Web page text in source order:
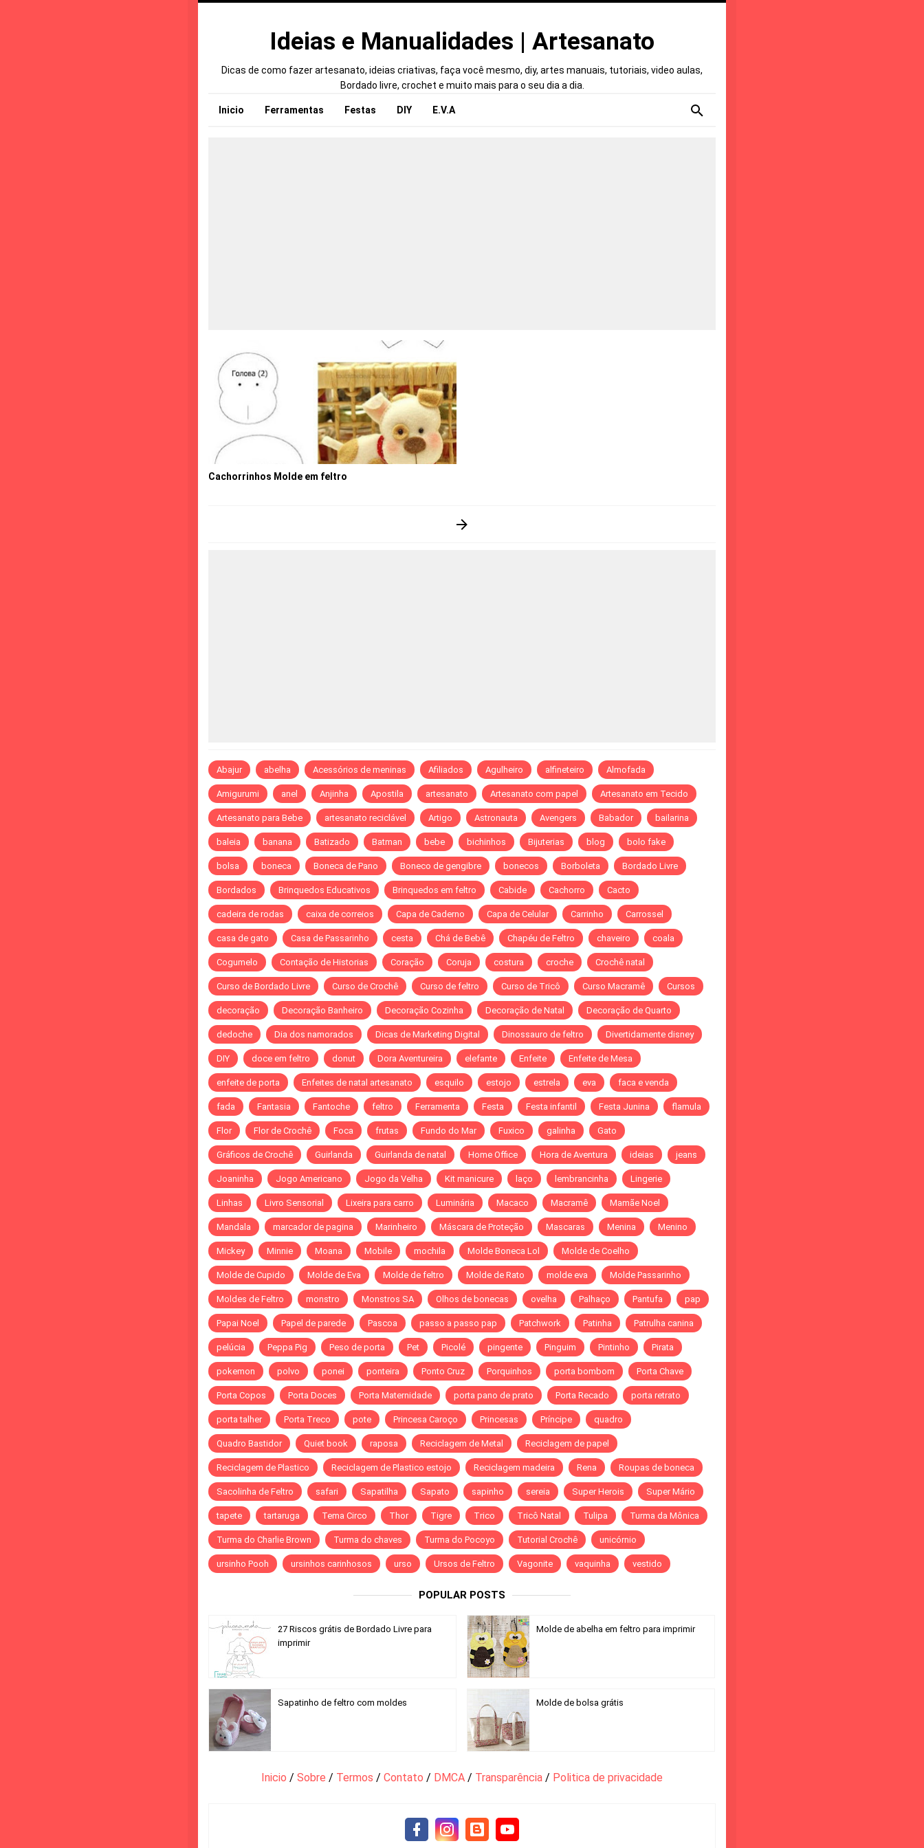
Ideias e Manualidades | Artesanato
Dicas de como fazer artesanato, ideias criativas, faça você mesmo, diy, artes manuais, tutoriais, video aulas,
Bordado livre, crochet e muito mais para o seu dia a dia.
Inicio Ferramentas Festas DIY E.V.A
Cachorrinhos Molde em feltro
Abajur abelha Acessórios de meninas Afiliados Agulheiro alfineteiro Almofada
Amigurumi anel Anjinha Apostila artesanato Artesanato com papel Artesanato em Tecido
Artesanato para Bebe artesanato reciclável Artigo Astronauta Avengers Babador bailarina
baleia banana Batizado Batman bebe bichinhos Bijuterias blog bolo fake
bolsa boneca Boneca de Pano Boneco de gengibre bonecos Borboleta Bordado Livre
Bordados Brinquedos Educativos Brinquedos em feltro Cabide Cachorro Cacto
cadeira de rodas caixa de correios Capa de Caderno Capa de Celular Carrinho Carrossel
casa de gato Casa de Passarinho cesta Chá de Bebê Chapéu de Feltro chaveiro coala
Cogumelo Contação de Historias Coração Coruja costura croche Crochê natal
Curso de Bordado Livre Curso de Crochê Curso de feltro Curso de Tricô Curso Macramê Cursos
decoração Decoração Banheiro Decoração Cozinha Decoração de Natal Decoração de Quarto
dedoche Dia dos namorados Dicas de Marketing Digital Dinossauro de feltro Divertidamente disney
DIY doce em feltro donut Dora Aventureira elefante Enfeite Enfeite de Mesa
enfeite de porta Enfeites de natal artesanato esquilo estojo estrela eva faca e venda
fada Fantasia Fantoche feltro Ferramenta Festa Festa infantil Festa Junina flamula
Flor Flor de Crochê Foca frutas Fundo do Mar Fuxico galinha Gato
Gráficos de Crochê Guirlanda Guirlanda de natal Home Office Hora de Aventura ideias jeans
Joaninha Jogo Americano Jogo da Velha Kit manicure laço lembrancinha Lingerie
Linhas Livro Sensorial Lixeira para carro Luminária Macaco Macramê Mamãe Noel
Mandala marcador de pagina Marinheiro Máscara de Proteção Mascaras Menina Menino
Mickey Minnie Moana Mobile mochila Molde Boneca Lol Molde de Coelho
Molde de Cupido Molde de Eva Molde de feltro Molde de Rato molde eva Molde Passarinho
Moldes de Feltro monstro Monstros SA Olhos de bonecas ovelha Palhaço Pantufa pap
Papai Noel Papel de parede Pascoa passo a passo pap Patchwork Patinha Patrulha canina
pelúcia Peppa Pig Peso de porta Pet Picolé pingente Pinguim Pintinho Pirata
pokemon polvo ponei ponteira Ponto Cruz Porquinhos porta bombom Porta Chave
Porta Copos Porta Doces Porta Maternidade porta pano de prato Porta Recado porta retrato
porta talher Porta Treco pote Princesa Caroço Princesas Príncipe quadro
Quadro Bastidor Quiet book raposa Reciclagem de Metal Reciclagem de papel
Reciclagem de Plastico Reciclagem de Plastico estojo Reciclagem madeira Rena Roupas de boneca
Sacolinha de Feltro safari Sapatilha Sapato sapinho sereia Super Herois Super Mário
tapete tartaruga Tema Circo Thor Tigre Trico Tricô Natal Tulipa Turma da Mônica
Turma do Charlie Brown Turma do chaves Turma do Pocoyo Tutorial Crochê unicórnio
ursinho Pooh ursinhos carinhosos urso Ursos de Feltro Vagonite vaquinha vestido
POPULAR POSTS
27 Riscos grátis de Bordado Livre para
imprimir
Molde de abelha em feltro para imprimir
Sapatinho de feltro com moldes Molde de bolsa grátis
Inicio / Sobre / Termos / Contato / DMCA / Transparência / Politica de privacidade